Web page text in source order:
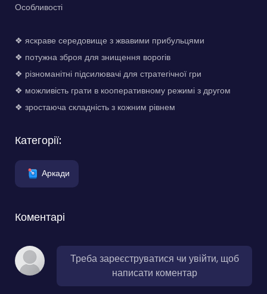
Особливості
❖ яскраве середовище з жвавими прибульцями
❖ потужна зброя для знищення ворогів
❖ різноманітні підсилювачі для стратегічної гри
❖ можливість грати в кооперативному режимі з другом
❖ зростаюча складність з кожним рівнем
Категорії:
Аркади
Коментарі
Треба зареєструватися чи увійти, щоб
написати коментар